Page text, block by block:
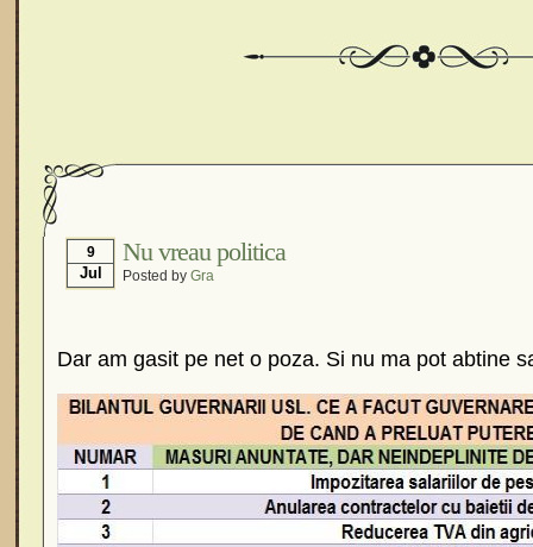
9
Jul
Nu vreau politica
Posted by Gra
Dar am gasit pe net o poza. Si nu ma pot abtine